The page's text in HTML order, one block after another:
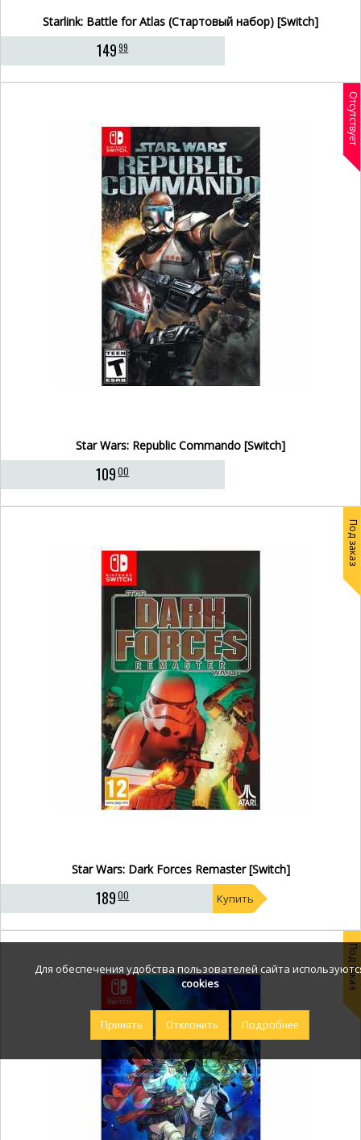
Starlink: Battle for Atlas (Стартовый набор) [Switch]
14999
Отсутствует
Star Wars: Republic Commando [Switch]
10900
Под заказ
Star Wars: Dark Forces Remaster [Switch]
18900 Купить
Под заказ
Для обеспечения удобства пользователей сайта
cookies
Принять Отклонить Подробнее